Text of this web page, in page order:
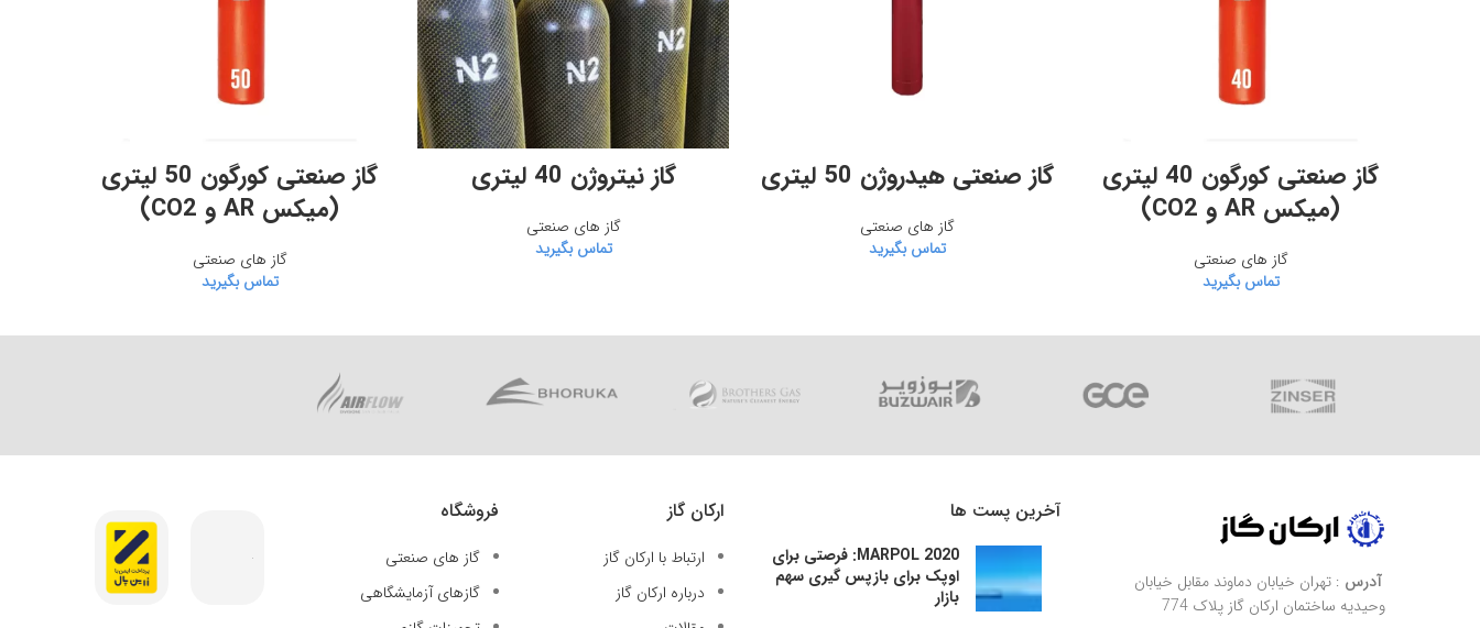
اطلاعات بیشتر
گاز صنعتی کورگون 40 لیتری
(میکس AR و CO2)
گاز های صنعتی
تماس بگیرید
گاز صنعتی هیدروژن 50 لیتری
گاز های صنعتی
تماس بگیرید
اطلاعات بیشترگاز نیتروژن 40 لیتری
گاز های صنعتی
تماس بگیرید
اطلاعات بیشتر
گاز صنعتی کورگون 50 لیتری
(میکس AR و CO2)
گاز های صنعتی
تماس بگیرید
آدرس : تهران خیابان دماوند مقابل خیابان
وحیدیه ساختمان ارکان گاز پلاک 774
آخرین پست ها
MARPOL 2020: فرصتی برای
اوپک برای بازپس گیری سهم
بازار
ارکان گاز
ارتباط با ارکان گاز
درباره ارکان گاز
فروشگاه
گاز های صنعتی
گازهای آزمایشگاهی